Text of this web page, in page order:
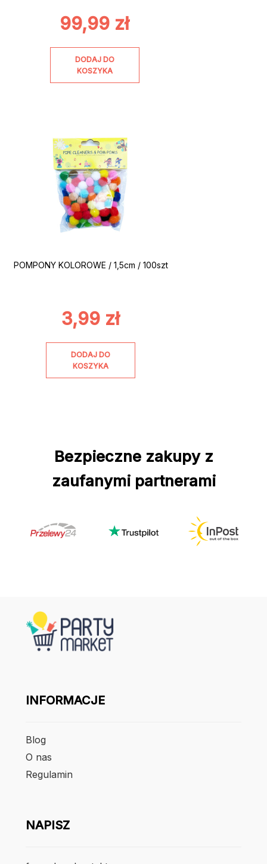
99,99 zł
DODAJ DO
KOSZYKA
POMPONY KOLOROWE / 1,5cm / 100szt
3,99 zł
DODAJ DO
KOSZYKA
Bezpieczne zakupy z
zaufanymi partnerami
INFORMACJE
Blog
O nas
Regulamin
NAPISZ